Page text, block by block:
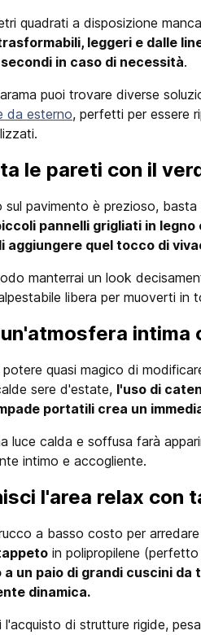
quadrati a disposizione
leggeri e dalle
in caso di necessità.
puoi trovare diverse
da esterno, perfetti per essere
le pareti con il
sul pavimento è prezioso,
pannelli grigliati in
aggiungere quel tocco di
manterrai un look
libera per muoverti in
intima
potere quasi magico di
sere d'estate, l'uso di
portatili crea un
luce calda e soffusa farà
intimo e accogliente.
l'area relax con
a basso costo per
in polipropilene
a un paio di grandi cuscini
dinamica.
l'acquisto di strutture rigide,